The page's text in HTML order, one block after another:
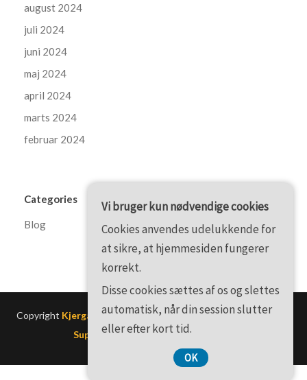
august 2024
juli 2024
juni 2024
maj 2024
april 2024
marts 2024
februar 2024
Categories
Blog
Copyright Kjergaardgraphic.dk. All rights reserved.| Theme by
SuperbThemes WordPress Themes
Vi bruger kun nødvendige cookies
Cookies anvendes udelukkende for
at sikre, at hjemmesiden fungerer
korrekt.
Disse cookies sættes af os og slettes
automatisk, når din session slutter
eller efter kort tid.
OK